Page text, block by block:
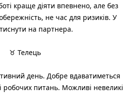
краще діяти впевнено, але без
не час для ризиків. У
на партнера.
♉ Телець
день. Добре вдаватиметься
робочих питань. Можливі невеликі